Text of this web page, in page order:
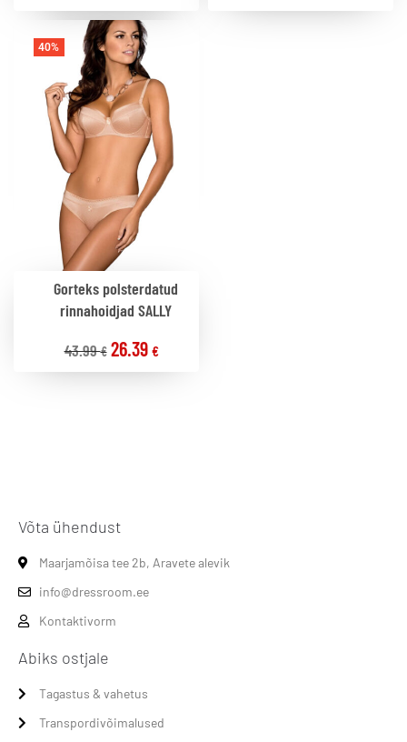
40%
Gorteks polsterdatud
rinnahoidjad SALLY
43.99€ 26.39 €
Võta ühendust
Maarjamõisa tee 2b, Aravete alevik
info@dressroom.ee
Kontaktivorm
Abiks ostjale
Tagastus & vahetus
Transpordivõimalused